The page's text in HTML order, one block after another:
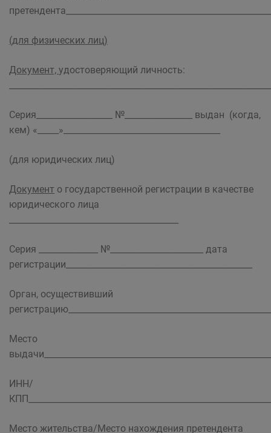
(для физических лиц)
Документ, удостоверяющий личность:
Серия__________________ №________________ выдан (когда,
кем) «_____»_____________________________________
(для юридических лиц)
Документ о государственной регистрации в качестве
юридического лица
Серия ______________ №______________________ дата
регистрации____________________________________________
Орган, осуществивший
Место
ИНН/
Место жительства/Место нахождения претендента